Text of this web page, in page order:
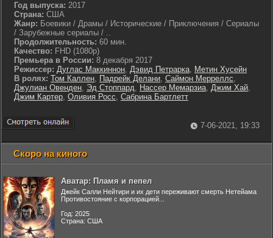
Год выпуска: 2017
Страна: США
Жанр: Боевики / Драмы / Исторические / Приключения / Сериалы
/ Зарубежные сериалы / ..
Продолжительность: 60 мин.
Качество: FHD (1080p)
Премьера в России: 8 декабря 2017
Режиссер: Дуглас Маккиннон, Дэвид Петрарка, Метин Хусейн
В ролях: Том Каллен, Падрейк Делани, Саймон Мерреллс,
Джулиан Овенден, Эд Стоппард, Нассер Мемарзиа, Джим Хай,
Джим Картер, Оливия Росс, Сабрина Бартлетт
7-06-2021, 19:33
Скоро на киного
Аватар: Пламя и пепел
Джейк Салли Нейтири и их дети переживают смерть Нетейама
Противостояние с корпорацией...
Год: 2025
Страна: США